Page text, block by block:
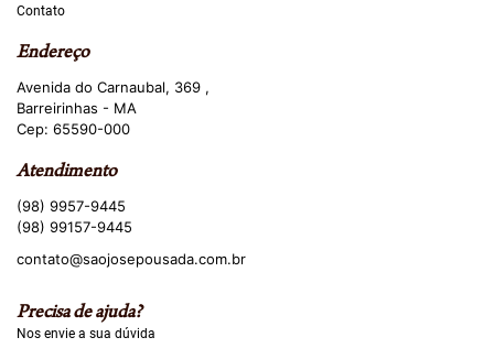
Contato
Endereço
Avenida do Carnaubal, 369 ,
Barreirinhas - MA
Cep: 65590-000
Atendimento
(98) 9957-9445
(98) 99157-9445
contato@saojosepousada.com.br
Precisa de ajuda?
Nos envie a sua dúvida